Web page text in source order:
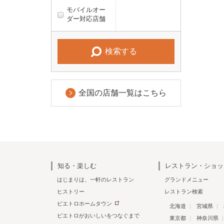
モバイルオー
ダー対応店舗
検索する
全国の店舗一覧はこちら
知る・楽しむ
はじまりは、一軒のレストラン
ヒストリー
ピエトロホームタウン
ピエトロがおいしいをつなぐまで
レストラン・ショ
グランドメニュー
レストラン検索
北海道 宮城県
東京都
神奈川県